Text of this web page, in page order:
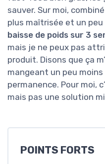
sauver. Sur moi,
plus maîtrisée et un peu
baisse de poids sur 3
mais je ne peux pas
produit. Disons que ça
mangeant un peu
permanence. Pour moi,
mais pas une solution
POINTS FORTS